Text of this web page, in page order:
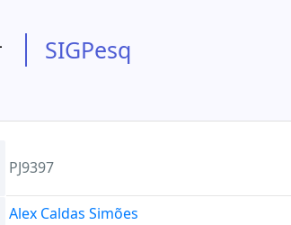
SIGPesq
PJ9397
Alex Caldas Simões